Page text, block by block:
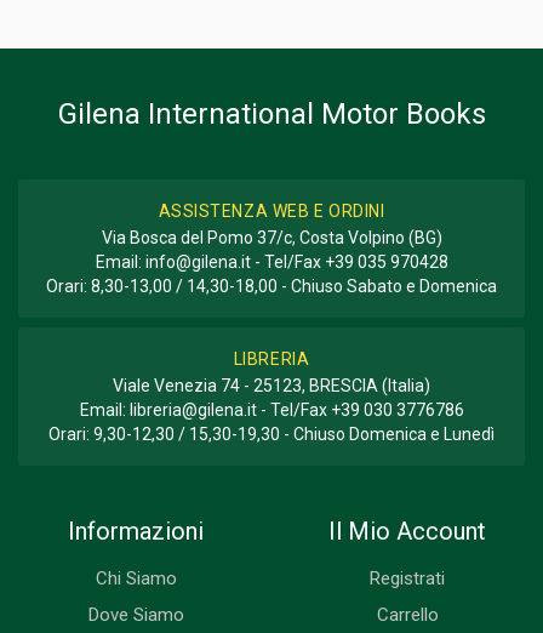
Gilena International Motor Books
ASSISTENZA WEB E ORDINI
Via Bosca del Pomo 37/c, Costa Volpino (BG)
Email: info@gilena.it- Tel/Fax +39 035 970428
Orari: 8,30-13,00 / 14,30-18,00 - Chiuso Sabato e Domenica
LIBRERIA
Viale Venezia 74 - 25123, BRESCIA (Italia)
Email: libreria@gilena.it- Tel/Fax +39 030 3776786
Orari: 9,30-12,30 / 15,30-19,30 - Chiuso Domenica e Lunedì
Informazioni
Chi Siamo
Dove Siamo
Il Mio Account
Registrati
Carrello